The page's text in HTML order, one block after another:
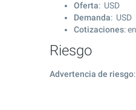
Oferta: USD
Demanda: USD
Cotizaciones:
Riesgo
Advertencia de riesgo